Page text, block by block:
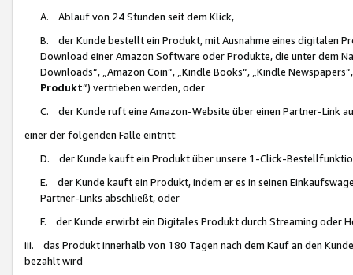
A. Ablauf von 24 Stunden seit dem Klick,
B. der Kunde bestellt ein Produkt, mit Ausnahme eines digitalen
Download einer Amazon Software oder Produkte, die unter dem
Downloads“, „Amazon Coin“, „Kindle Books“, „Kindle
Produkt“) vertrieben werden, oder
C. der Kunde ruft eine Amazon-Website über einen Partner-Link
einer der folgenden Fälle eintritt:
D. der Kunde kauft ein Produkt über unsere 1-Click-
E. der Kunde kauft ein Produkt, indem er es in seinen
Partner-Links abschließt, oder
F. der Kunde erwirbt ein Digitales Produkt durch Streaming oder
iii. das Produkt innerhalb von 180 Tagen nach dem Kauf an den
bezahlt wird